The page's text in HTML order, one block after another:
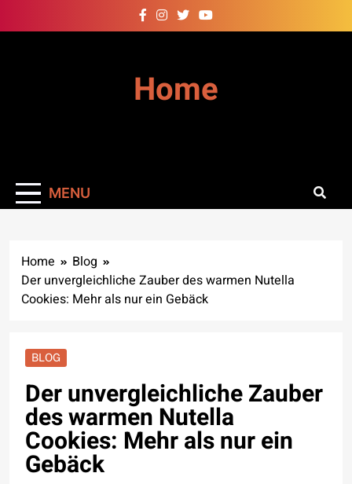
to
Home
MENU
Home
Blog
Der unvergleichliche Zauber des warmen Nutella
Cookies: Mehr als nur ein Gebäck
BLOG
Der unvergleichliche Zauber
des warmen Nutella
Cookies: Mehr als nur ein
Gebäck